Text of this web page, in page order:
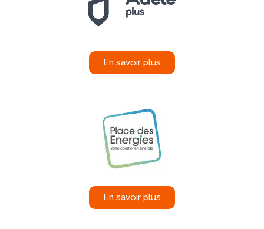
En savoir plus
En savoir plus